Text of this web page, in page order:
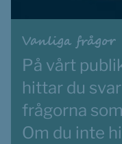
Vanliga frågor
På vårt
hittar du
frågorna
Om du inte